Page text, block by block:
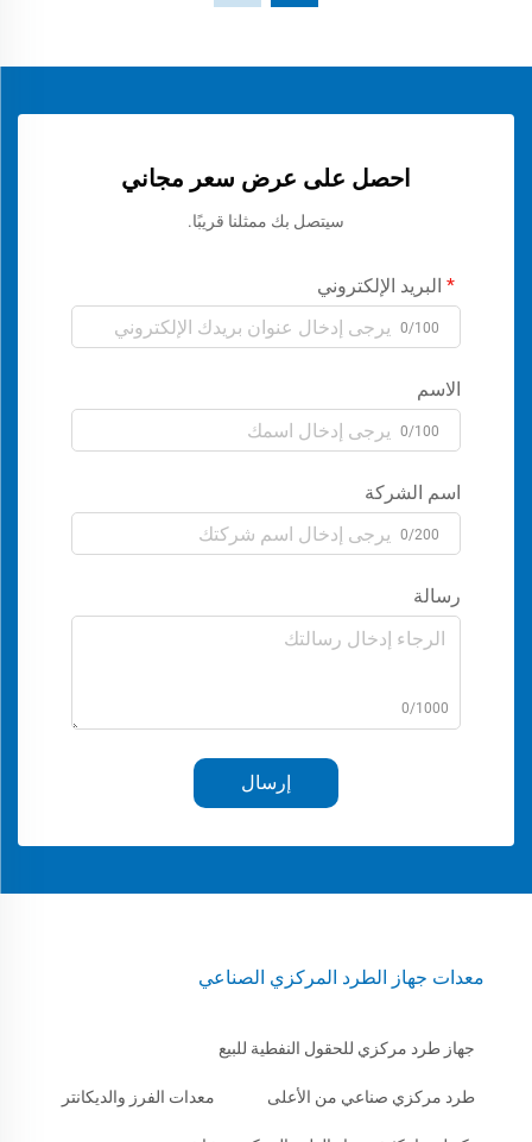
احصل على عرض سعر مجاني
سيتصل بك ممثلنا قريبًا.
البريد الإلكتروني
0/100
الاسم
0/100
اسم الشركة
0/200
رسالة
0/1000
إرسال
معدات جهاز الطرد المركزي الصناعي
جهاز طرد مركزي للحقول النفطية للبيع
طرد مركزي صناعي من الأعلى معدات الفرز والديكانتر